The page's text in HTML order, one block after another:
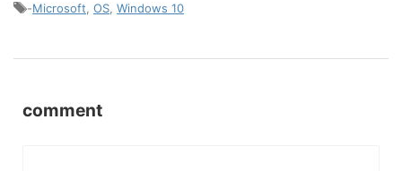
-Microsoft, OS, Windows 10
comment